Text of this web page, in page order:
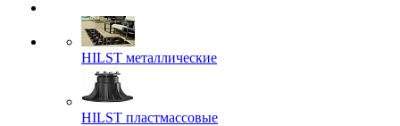
HILST металлические
HILST пластмассовые